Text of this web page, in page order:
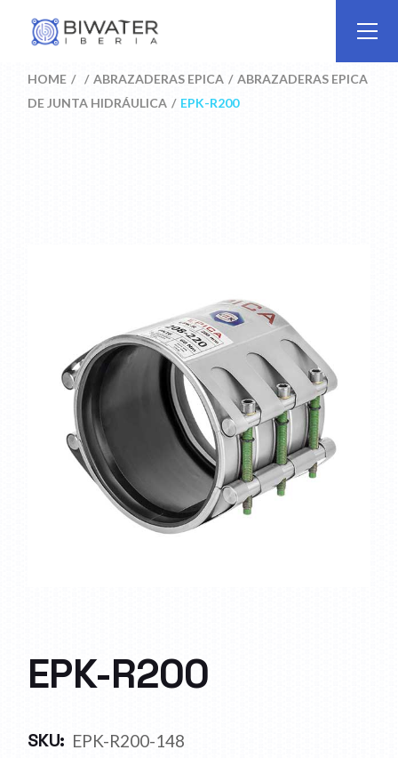
HOME ABRAZADERAS EPICA
ABRAZADERAS EPICA
DE JUNTA HIDRÁULICA
EPK-R200
EPK-R200
SKU: EPK-R200-148